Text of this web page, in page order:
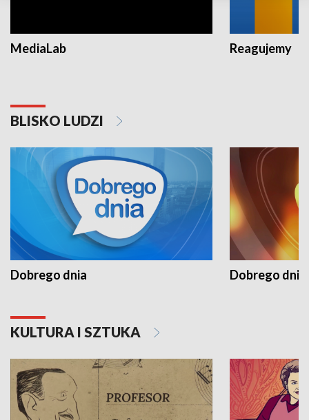
MediaLab Reagujemy
BLISKO LUDZI
Dobrego dnia Dobrego dnia
KULTURA I SZTUKA